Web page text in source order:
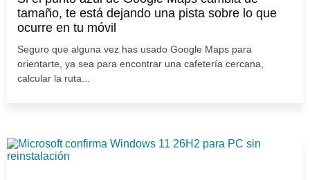
tamaño, te está dejando una pista sobre lo que
ocurre en tu móvil
Seguro que alguna vez has usado Google Maps para
orientarte, ya sea para encontrar una cafetería cercana,
calcular la ruta...